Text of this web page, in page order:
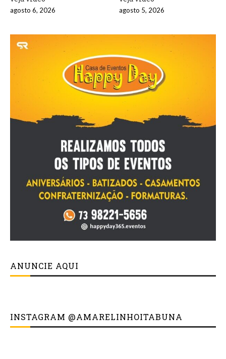
agosto 6, 2026 agosto 5, 2026
ANUNCIE AQUI
INSTAGRAM @AMARELINHOITABUNA